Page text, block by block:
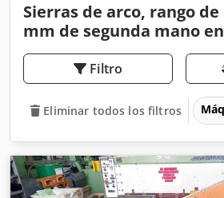
Sierras de arco, rango de
mm de segunda mano
Filtro
Eliminar todos los filtros